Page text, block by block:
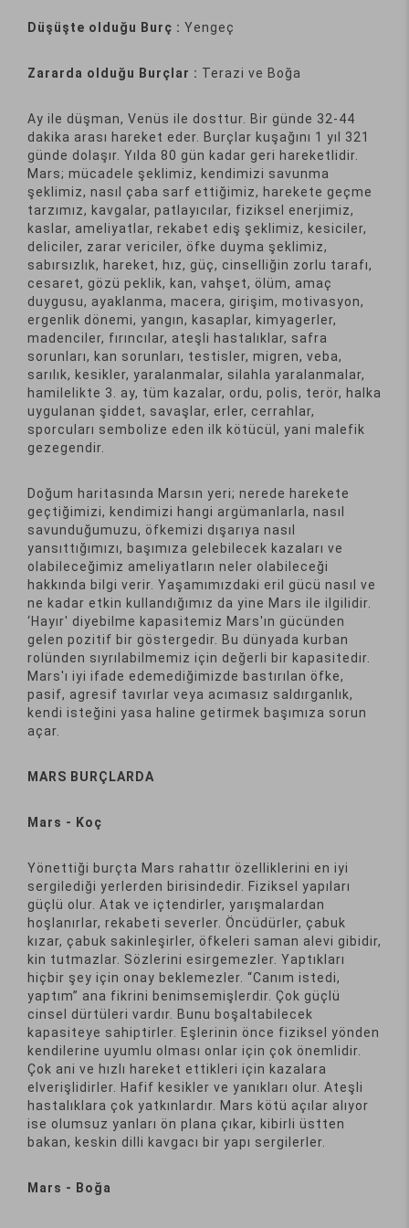
Düşüşte olduğu Burç : Yengeç
Zararda olduğu Burçlar : Terazi ve Boğa
Ay ile düşman, Venüs ile dosttur. Bir günde 32-44
dakika arası hareket eder. Burçlar kuşağını 1 yıl 321
günde dolaşır. Yılda 80 gün kadar geri hareketlidir.
Mars; mücadele şeklimiz, kendimizi savunma
şeklimiz, nasıl çaba sarf ettiğimiz, harekete geçme
tarzımız, kavgalar, patlayıcılar, fiziksel enerjimiz,
kaslar, ameliyatlar, rekabet ediş şeklimiz, kesiciler,
deliciler, zarar vericiler, öfke duyma şeklimiz,
sabırsızlık, hareket, hız, güç, cinselliğin zorlu tarafı,
cesaret, gözü peklik, kan, vahşet, ölüm, amaç
duygusu, ayaklanma, macera, girişim, motivasyon,
ergenlik dönemi, yangın, kasaplar, kimyagerler,
madenciler, fırıncılar, ateşli hastalıklar, safra
sorunları, kan sorunları, testisler, migren, veba,
sarılık, kesikler, yaralanmalar, silahla yaralanmalar,
hamilelikte 3. ay, tüm kazalar, ordu, polis, terör, halka
uygulanan şiddet, savaşlar, erler, cerrahlar,
sporcuları sembolize eden ilk kötücül, yani malefik
gezegendir.
Doğum haritasında Marsın yeri; nerede harekete
geçtiğimizi, kendimizi hangi argümanlarla, nasıl
savunduğumuzu, öfkemizi dışarıya nasıl
yansıttığımızı, başımıza gelebilecek kazaları ve
olabileceğimiz ameliyatların neler olabileceği
hakkında bilgi verir. Yaşamımızdaki eril gücü nasıl ve
ne kadar etkin kullandığımız da yine Mars ile ilgilidir.
‘Hayır' diyebilme kapasitemiz Mars'ın gücünden
gelen pozitif bir göstergedir. Bu dünyada kurban
rolünden sıyrılabilmemiz için değerli bir kapasitedir.
Mars'ı iyi ifade edemediğimizde bastırılan öfke,
pasif, agresif tavırlar veya acımasız saldırganlık,
kendi isteğini yasa haline getirmek başımıza sorun
açar.
MARS BURÇLARDA
Mars - Koç
Yönettiği burçta Mars rahattır özelliklerini en iyi
sergilediği yerlerden birisindedir. Fiziksel yapıları
güçlü olur. Atak ve içtendirler, yarışmalardan
hoşlanırlar, rekabeti severler. Öncüdürler, çabuk
kızar, çabuk sakinleşirler, öfkeleri saman alevi gibidir,
kin tutmazlar. Sözlerini esirgemezler. Yaptıkları
hiçbir şey için onay beklemezler. “Canım istedi,
yaptım” ana fikrini benimsemişlerdir. Çok güçlü
cinsel dürtüleri vardır. Bunu boşaltabilecek
kapasiteye sahiptirler. Eşlerinin önce fiziksel yönden
kendilerine uyumlu olması onlar için çok önemlidir.
Çok ani ve hızlı hareket ettikleri için kazalara
elverişlidirler. Hafif kesikler ve yanıkları olur. Ateşli
hastalıklara çok yatkınlardır. Mars kötü açılar alıyor
ise olumsuz yanları ön plana çıkar, kibirli üstten
bakan, keskin dilli kavgacı bir yapı sergilerler.
Mars - Boğa